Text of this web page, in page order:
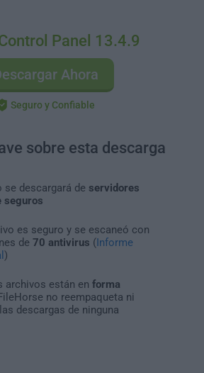
Panel 13.4.9
Ahora
Seguro y Confiable
sobre esta descarga
se descargará de servidores
seguros
es seguro y se escaneó con
de 70 antivirus (Informe
)
archivos están en forma
FileHorse no reempaqueta ni
descargas de ninguna